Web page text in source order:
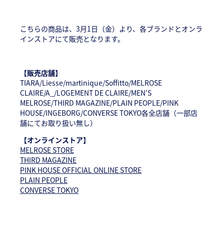
こちらの商品は、3月1日（金）より、各ブランドとオンラ
インストアにて販売となります。
【販売店舗】
TIARA/Liesse/martinique/Soffitto/MELROSE
CLAIRE/A_/LOGEMENT DE CLAIRE/MEN‘S
MELROSE/THIRD MAGAZINE/PLAIN PEOPLE/PINK
HOUSE/INGEBORG/CONVERSE TOKYO各全店舗（一部店
舗にてお取り扱い無し）
【オンラインストア】
MELROSE STORE
THIRD MAGAZINE
PINK HOUSE OFFICIAL ONLINE STORE
PLAIN PEOPLE
CONVERSE TOKYO